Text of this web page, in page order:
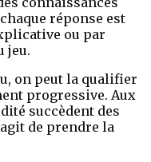
réponse est
ou par
jeu.
on peut la qualifier
progressive. Aux
succèdent des
de prendre la